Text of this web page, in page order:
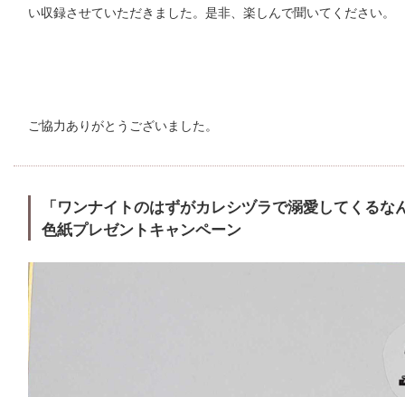
い収録させていただきました。是非、楽しんで聞いてください。
ご協力ありがとうございました。
「ワンナイトのはずがカレシヅラで溺愛してくる
色紙プレゼントキャンペーン